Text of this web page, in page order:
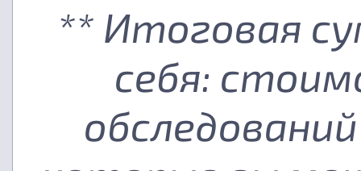
** Итоговая
себя: